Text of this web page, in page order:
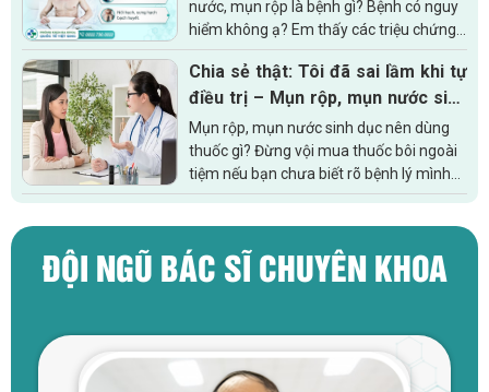
nước, mụn rộp là bệnh gì? Bệnh có nguy
hiểm không ạ? Em thấy các triệu chứng
này xuất hiện được 1 tuần nay rồi. Trước
đó em từng có tình...
Chia sẻ thật: Tôi đã sai lầm khi tự
điều trị – Mụn rộp, mụn nước sinh
dục nên dùng thuốc gì mới đúng
Mụn rộp, mụn nước sinh dục nên dùng
thuốc gì? Đừng vội mua thuốc bôi ngoài
tiệm nếu bạn chưa biết rõ bệnh lý mình
đang gặp phải. Bài viết là chia sẻ thật từ
ĐỘI NGŨ BÁC SĨ CHUYÊN KHOA